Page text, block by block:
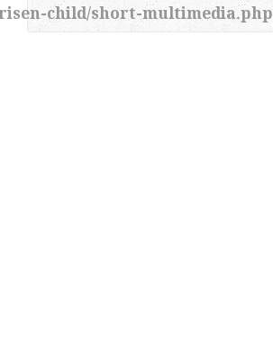
child/short-multimedia.php